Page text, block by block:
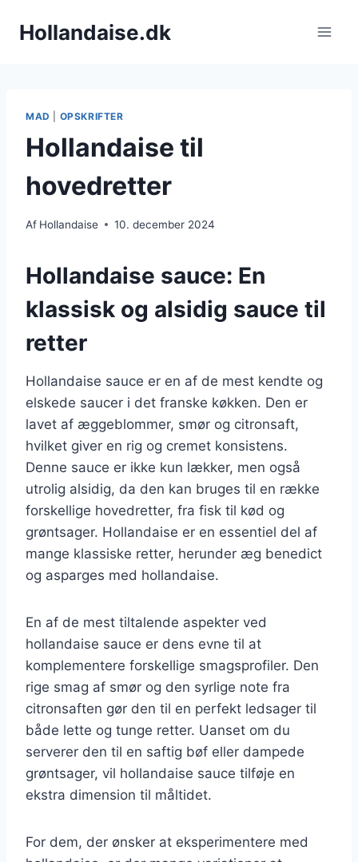
Hollandaise.dk
MAD OPSKRIFTER
Hollandaise til
hovedretter
Af Hollandaise 10. december 2024
Hollandaise sauce: En
klassisk og alsidig sauce til
retter
Hollandaise sauce er en af de mest kendte og
elskede saucer i det franske køkken. Den er
lavet af æggeblommer, smør og citronsaft,
hvilket giver en rig og cremet konsistens.
Denne sauce er ikke kun lækker, men også
utrolig alsidig, da den kan bruges til en række
forskellige hovedretter, fra fisk til kød og
grøntsager. Hollandaise er en essentiel del af
mange klassiske retter, herunder æg benedict
og asparges med hollandaise.
En af de mest tiltalende aspekter ved
hollandaise sauce er dens evne til at
komplementere forskellige smagsprofiler. Den
rige smag af smør og den syrlige note fra
citronsaften gør den til en perfekt ledsager til
både lette og tunge retter. Uanset om du
serverer den til en saftig bøf eller dampede
grøntsager, vil hollandaise sauce tilføje en
ekstra dimension til måltidet.
For dem, der ønsker at eksperimentere med